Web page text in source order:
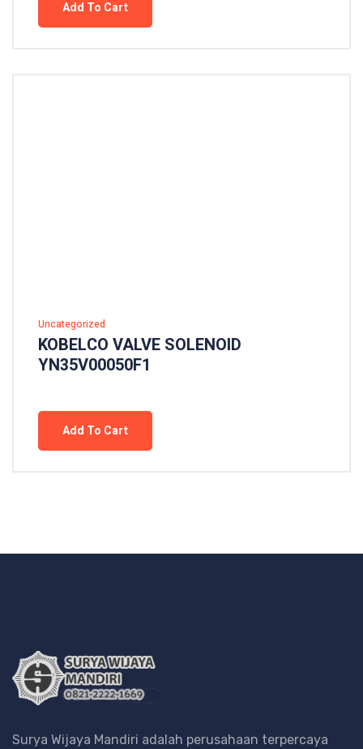
Add To Cart
Uncategorized
KOBELCO VALVE SOLENOID
YN35V00050F1
Add To Cart
Surya Wijaya Mandiri adalah perusahaan terpercaya